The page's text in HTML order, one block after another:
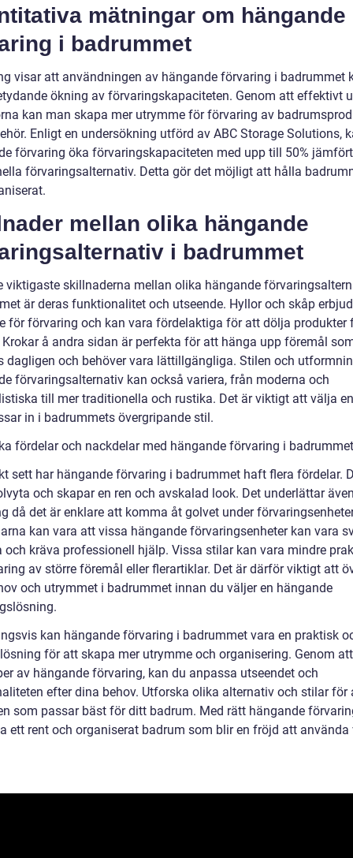
mätningar om hängande
i badrummet
visar att användningen av hängande förvaring i badrummet
ökning av förvaringskapaciteten. Genom att effektivt
kan man skapa mer utrymme för förvaring av
Enligt en undersökning utförd av ABC Storage Solutions,
förvaring öka förvaringskapaciteten med upp till 50%
förvaringsalternativ. Detta gör det möjligt att hålla
mellan olika hängande
i badrummet
viktigaste skillnaderna mellan olika hängande
är deras funktionalitet och utseende. Hyllor och skåp
för förvaring och kan vara fördelaktiga för att dölja produkter
Krokar å andra sidan är perfekta för att hänga upp föremål
dagligen och behöver vara lättillgängliga. Stilen och
förvaringsalternativ kan också variera, från moderna och
till mer traditionella och rustika. Det är viktigt att välja
in i badrummets övergripande stil.
fördelar och nackdelar med hängande förvaring i badrummet
sett har hängande förvaring i badrummet haft flera fördelar.
och skapar en ren och avskalad look. Det underlättar
då det är enklare att komma åt golvet under
kan vara att vissa hängande förvaringsenheter kan vara
och kräva professionell hjälp. Vissa stilar kan vara mindre
av större föremål eller flerartiklar. Det är därför viktigt att
och utrymmet i badrummet innan du väljer en hängande
kan hängande förvaring i badrummet vara en praktisk
för att skapa mer utrymme och organisering. Genom
av hängande förvaring, kan du anpassa utseendet och
efter dina behov. Utforska olika alternativ och stilar för
som passar bäst för ditt badrum. Med rätt hängande
ett rent och organiserat badrum som blir en fröjd att använda